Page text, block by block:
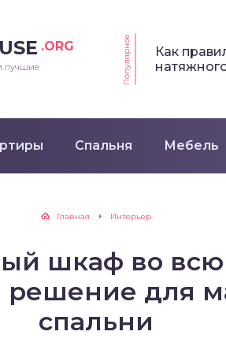
.ORG
лучшие
Популярное
Как
Спальня Мебель
Главная Интерьер
шкаф во всю
решение для
спальни